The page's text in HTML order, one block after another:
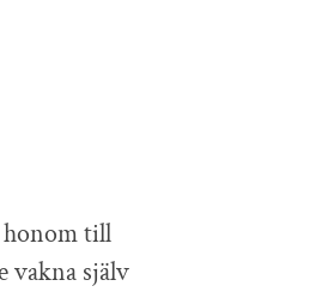
honom till
vakna själv